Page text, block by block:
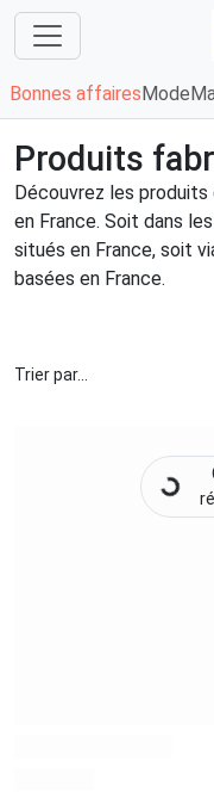
Bonnes affaires Mode
Produits
Découvrez les
en France. Soit dans
situés en France, soit
basées en France.
Trier par...